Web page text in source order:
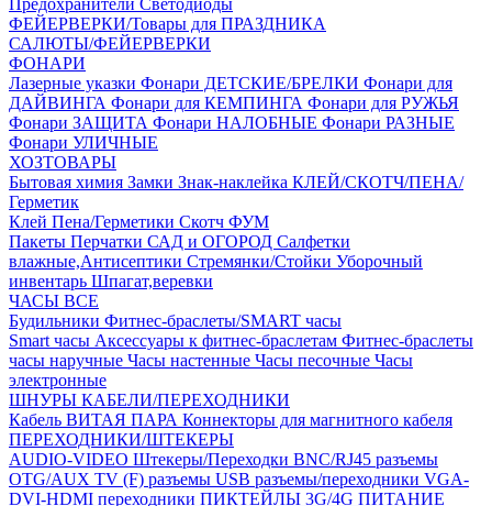
Предохранители Светодиоды
ФЕЙЕРВЕРКИ/Товары для ПРАЗДНИКА
САЛЮТЫ/ФЕЙЕРВЕРКИ
ФОНАРИ
Лазерные указки Фонари ДЕТСКИЕ/БРЕЛКИ Фонари для
ДАЙВИНГА Фонари для КЕМПИНГА Фонари для РУЖЬЯ
Фонари ЗАЩИТА Фонари НАЛОБНЫЕ Фонари РАЗНЫЕ
Фонари УЛИЧНЫЕ
ХОЗТОВАРЫ
Бытовая химия Замки Знак-наклейка КЛЕЙ/СКОТЧ/ПЕНА/
Герметик
Клей Пена/Герметики Скотч ФУМ
Пакеты Перчатки САД и ОГОРОД Салфетки
влажные,Антисептики Стремянки/Стойки Уборочный
инвентарь Шпагат,веревки
ЧАСЫ ВСЕ
Будильники Фитнес-браслеты/SMART часы
Smart часы Аксессуары к фитнес-браслетам Фитнес-браслеты
часы наручные Часы настенные Часы песочные Часы
электронные
ШНУРЫ КАБЕЛИ/ПЕРЕХОДНИКИ
Кабель ВИТАЯ ПАРА Коннекторы для магнитного кабеля
ПЕРЕХОДНИКИ/ШТЕКЕРЫ
AUDIO-VIDEO Штекеры/Переходки BNC/RJ45 разъемы
OTG/AUX TV (F) разъемы USB разъемы/переходники VGA-
DVI-HDMI переходники ПИКТЕЙЛЫ 3G/4G ПИТАНИЕ